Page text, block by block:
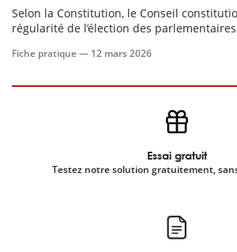
Selon la Constitution, le Conseil
régularité de l’élection des
Fiche pratique — 12 mars 2026
Essai gratuit
Testez notre solution gratuitement,